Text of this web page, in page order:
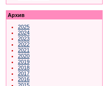
Архив
2025
2024
2023
2022
2021
2020
2019
2018
2017
2016